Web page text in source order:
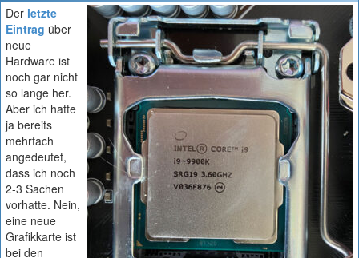
Der letzte
Eintrag über
neue
Hardware ist
noch gar nicht
so lange her.
Aber ich hatte
ja bereits
mehrfach
angedeutet,
dass ich noch
2-3 Sachen
vorhatte. Nein,
eine neue
Grafikkarte ist
bei den